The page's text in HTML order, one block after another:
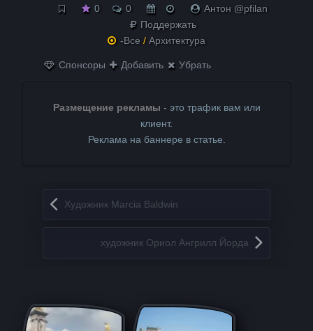
0 0
Антон @pfilan
Поддержать
-Все / Архитектура
Спонсоры Добавить Убрать
Размещение рекламы - это трафик вам или
клиент.
Реклама на баннере в статье.
Запись навигация
Художник Marcia Baldwin
художник Ориол Ангрилл Йорда